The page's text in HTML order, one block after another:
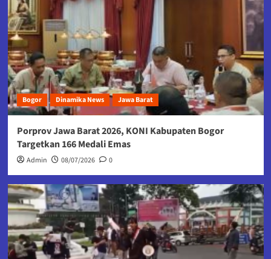
Bogor Dinamika News Jawa Barat
Porprov Jawa Barat 2026, KONI Kabupaten Bogor
Targetkan 166 Medali Emas
Admin 08/07/2026 0